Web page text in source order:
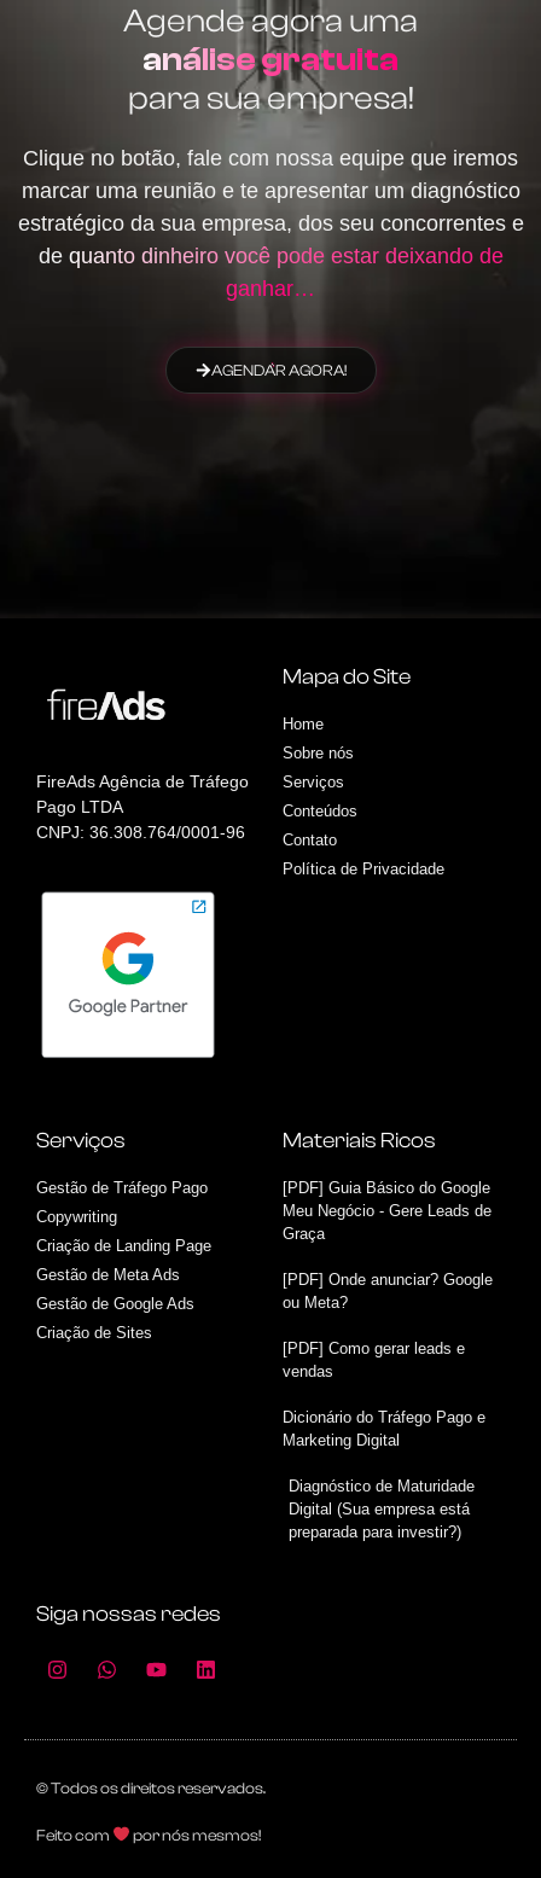
Agende agora uma
análise gratuita
para sua empresa!
Clique no botão, fale com nossa equipe que iremos
marcar uma reunião e te apresentar um diagnóstico
estratégico da sua empresa, dos seu concorrentes e
de quanto dinheiro você pode estar deixando de
ganhar…
AGENDAR AGORA!
FireAds Agência de Tráfego
Pago LTDA
CNPJ: 36.308.764/0001-96
Mapa do Site
Home
Sobre nós
Serviços
Conteúdos
Contato
Política de Privacidade
Serviços
Gestão de Tráfego Pago
Copywriting
Criação de Landing Page
Gestão de Meta Ads
Gestão de Google Ads
Criação de Sites
Materiais Ricos
[PDF] Guia Básico do Google
Meu Negócio - Gere Leads de
Graça
[PDF] Onde anunciar? Google
ou Meta?
[PDF] Como gerar leads e
vendas
Dicionário do Tráfego Pago e
Marketing Digital
Diagnóstico de Maturidade
Digital (Sua empresa está
preparada para investir?)
Siga nossas redes
© Todos os direitos reservados.
Feito com por nós mesmos!